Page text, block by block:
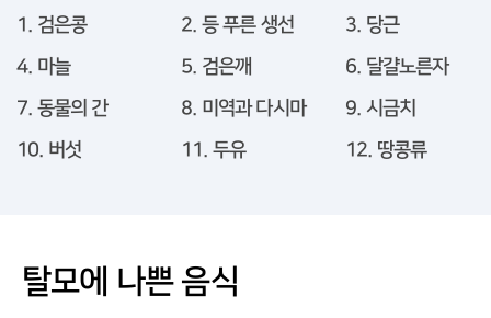
1. 검은콩 2. 등 푸른 생선
3. 당근
4. 마늘
5. 검은깨
6. 달걀노른자
7. 동물의 간
8. 미역과 다시마
9. 시금치
10. 버섯
11. 두유 12. 땅콩류
탈모에 나쁜 음식